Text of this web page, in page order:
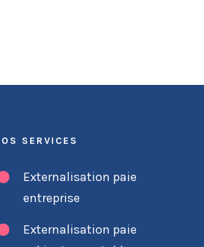
SERVICES
Externalisation paie
entreprise
Externalisation paie